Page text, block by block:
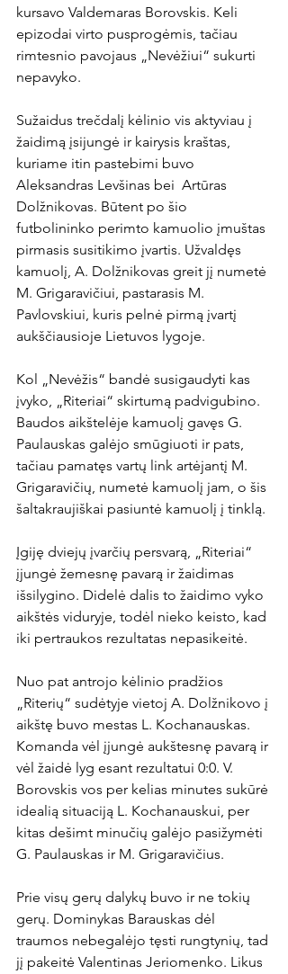
kursavo Valdemaras Borovskis. Keli
epizodai virto pusprogėmis, tačiau
rimtesnio pavojaus „Nevėžiui“ sukurti
nepavyko.
Sužaidus trečdalį kėlinio vis aktyviau į
žaidimą įsijungė ir kairysis kraštas,
kuriame itin pastebimi buvo
Aleksandras Levšinas bei  Artūras
Dolžnikovas. Būtent po šio
futbolininko perimto kamuolio įmuštas
pirmasis susitikimo įvartis. Užvaldęs
kamuolį, A. Dolžnikovas greit jį numetė
M. Grigaravičiui, pastarasis M.
Pavlovskiui, kuris pelnė pirmą įvartį
aukščiausioje Lietuvos lygoje.
Kol „Nevėžis“ bandė susigaudyti kas
įvyko, „Riteriai“ skirtumą padvigubino.
Baudos aikštelėje kamuolį gavęs G.
Paulauskas galėjo smūgiuoti ir pats,
tačiau pamatęs vartų link artėjantį M.
Grigaravičių, numetė kamuolį jam, o šis
šaltakraujiškai pasiuntė kamuolį į tinklą.
Įgiję dviejų įvarčių persvarą, „Riteriai“
įjungė žemesnę pavarą ir žaidimas
išsilygino. Didelė dalis to žaidimo vyko
aikštės viduryje, todėl nieko keisto, kad
iki pertraukos rezultatas nepasikeitė.
Nuo pat antrojo kėlinio pradžios
„Riterių“ sudėtyje vietoj A. Dolžnikovo į
aikštę buvo mestas L. Kochanauskas.
Komanda vėl įjungė aukštesnę pavarą ir
vėl žaidė lyg esant rezultatui 0:0. V.
Borovskis vos per kelias minutes sukūrė
idealią situaciją L. Kochanauskui, per
kitas dešimt minučių galėjo pasižymėti
G. Paulauskas ir M. Grigaravičius.
Prie visų gerų dalykų buvo ir ne tokių
gerų. Dominykas Barauskas dėl
traumos nebegalėjo tęsti rungtynių, tad
jį pakeitė Valentinas Jeriomenko. Likus